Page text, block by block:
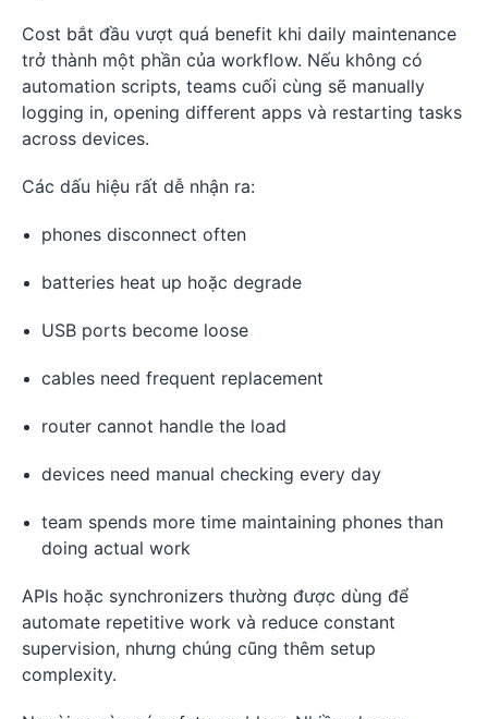
Cost bắt đầu vượt quá benefit khi daily maintenance
trở thành một phần của workflow. Nếu không có
automation scripts, teams cuối cùng sẽ manually
logging in, opening different apps và restarting tasks
across devices.
Các dấu hiệu rất dễ nhận ra:
phones disconnect often
batteries heat up hoặc degrade
USB ports become loose
cables need frequent replacement
router cannot handle the load
devices need manual checking every day
team spends more time maintaining phones than
doing actual work
APIs hoặc synchronizers thường được dùng để
automate repetitive work và reduce constant
supervision, nhưng chúng cũng thêm setup
complexity.